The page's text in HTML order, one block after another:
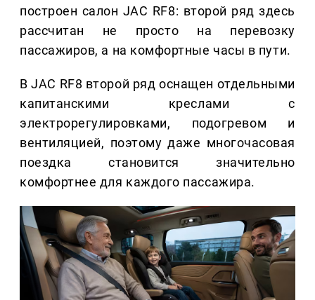
построен салон JAC RF8: второй ряд здесь
рассчитан не просто на перевозку
пассажиров, а на комфортные часы в пути.
В JAC RF8 второй ряд оснащен отдельными
капитанскими креслами с
электрорегулировками, подогревом и
вентиляцией, поэтому даже многочасовая
поездка становится значительно
комфортнее для каждого пассажира.